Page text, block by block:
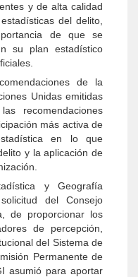
y de alta calidad
del delito,
de que se
su plan estadístico
de la
Unidas emitidas
recomendaciones
más activa de
en lo que
y la aplicación de
y Geografía
del Consejo
de proporcionar los
de percepción,
del Sistema de
Permanente de
asumió para aportar